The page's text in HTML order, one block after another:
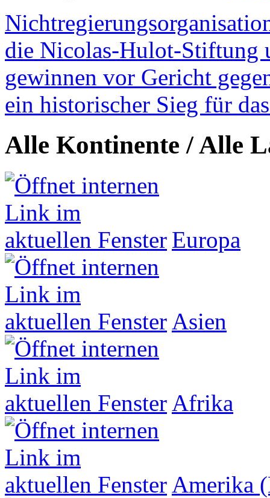
die Nicolas-Hulot-Stiftung
gewinnen vor Gericht
ein historischer Sieg für
Alle Kontinente / Alle
Europa
Asien
Afrika
Amerika